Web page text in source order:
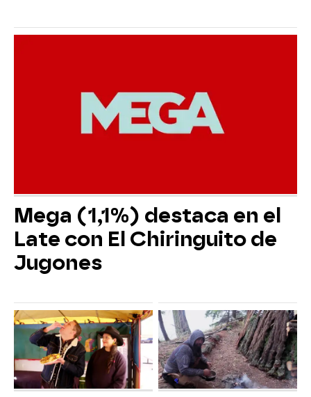
Mega (1,1%) destaca en el
Late con El Chiringuito de
Jugones